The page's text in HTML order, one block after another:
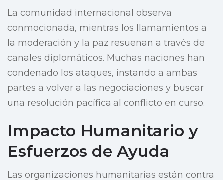
La comunidad internacional observa
conmocionada, mientras los llamamientos a
la moderación y la paz resuenan a través de
canales diplomáticos. Muchas naciones han
condenado los ataques, instando a ambas
partes a volver a las negociaciones y buscar
una resolución pacífica al conflicto en curso.
Impacto Humanitario y
Esfuerzos de Ayuda
Las organizaciones humanitarias están contra